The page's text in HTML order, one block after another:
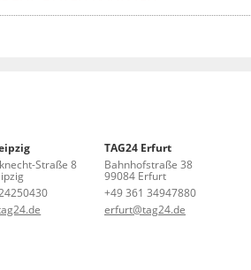
Straße 8
TAG24 Erfurt
Bahnhofstraße 38
99084 Erfurt
+49 361 34947880
erfurt@tag24.de